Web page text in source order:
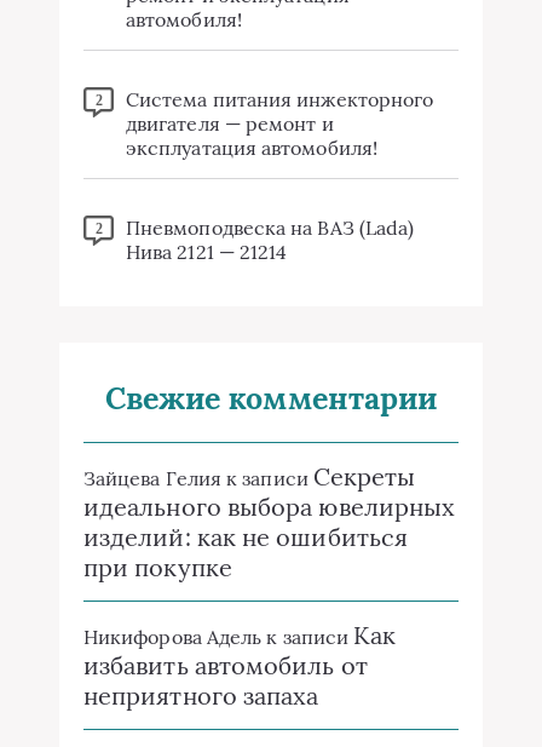
автомобиля!
2
Система питания инжекторного
двигателя — ремонт и
эксплуатация автомобиля!
2
Пневмоподвеска на ВАЗ (Lada)
Нива 2121 — 21214
Свежие комментарии
Зайцева Гелия к записи Секреты
идеального выбора ювелирных
изделий: как не ошибиться
при покупке
Никифорова Адель к записи Как
избавить автомобиль от
неприятного запаха